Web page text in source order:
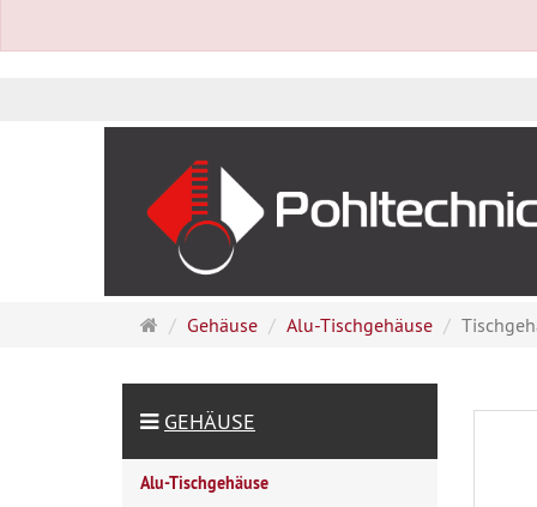
Startseite
Gehäuse Alu-Tischgehäuse
GEHÄUSE
Alu-Tischgehäuse